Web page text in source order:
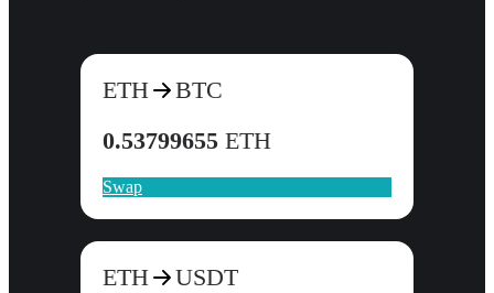
ETH
BTC
0.53799655 ETH
Swap
ETH USDT